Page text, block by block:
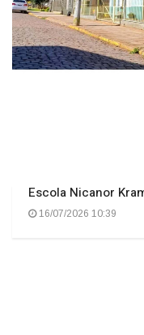
Escola Nicanor
16/07/2026 10:39